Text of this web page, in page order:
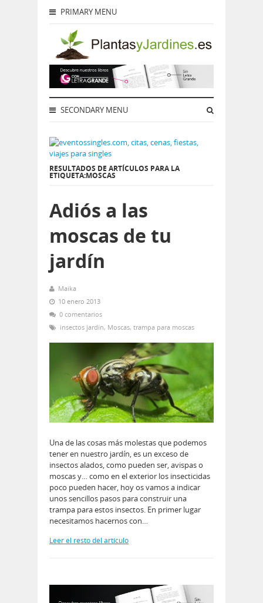
PRIMARY MENU
SECONDARY MENU
RESULTADOS DE ARTÍCULOS PARA LA
ETIQUETA:MOSCAS
Adiós a las
moscas de tu
jardín
Maika
10 enero 2013
0 comentarios
insectos jardín, Moscas, trampa para moscas
Una de las cosas más molestas que podemos
tener en nuestro jardín, es un exceso de
insectos alados, como pueden ser, avispas o
moscas y… como en el exterior los insecticidas
poco pueden hacer, hoy os vamos a indicar
unos sencillos pasos para construir una
trampa para estos insectos. En primer lugar
necesitamos hacernos con…
Leer el resto del artículo